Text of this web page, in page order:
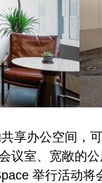
享办公空间，
议室、宽敞的
举行活动将